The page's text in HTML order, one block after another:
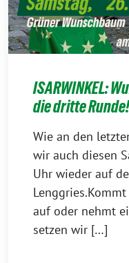
ISARWINKEL:
die dritte Runde!
Wie an den
wir auch diesen
Uhr wieder auf
auf oder nehmt
setzen wir […]